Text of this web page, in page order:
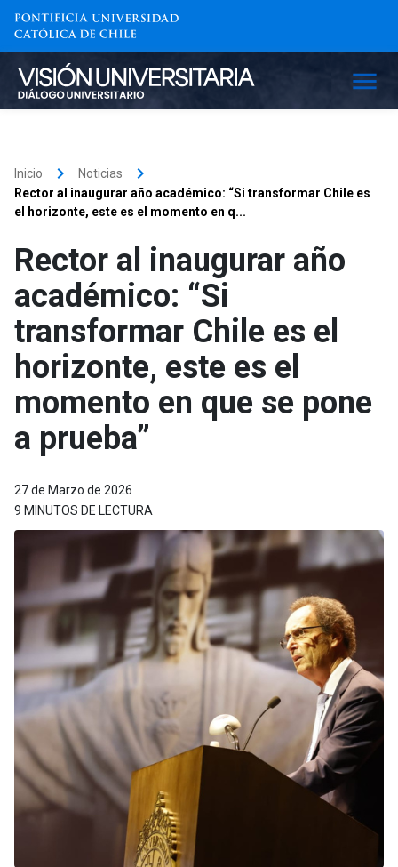
Inicio keyboard_arrow_right Noticias keyboard_arrow_right
Rector al inaugurar año académico: “Si transformar Chile es
el horizonte, este es el momento en q...
Rector al inaugurar año
académico: “Si
transformar Chile es el
horizonte, este es el
momento en que se pone
a prueba”
27 de Marzo de 2026
9 MINUTOS DE LECTURA